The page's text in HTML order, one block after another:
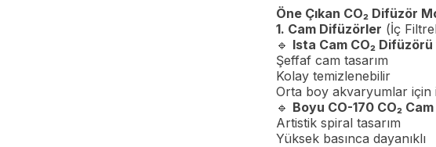
Öne Çıkan CO₂ Difüzör
1. Cam Difüzörler (İç
🔹 Ista Cam CO₂ Difüzörü
Şeffaf cam tasarım
Kolay temizlenebilir
Orta boy akvaryumlar için
🔹 Boyu CO-170 CO₂
Artistik spiral tasarım
Yüksek basınca dayanıklı